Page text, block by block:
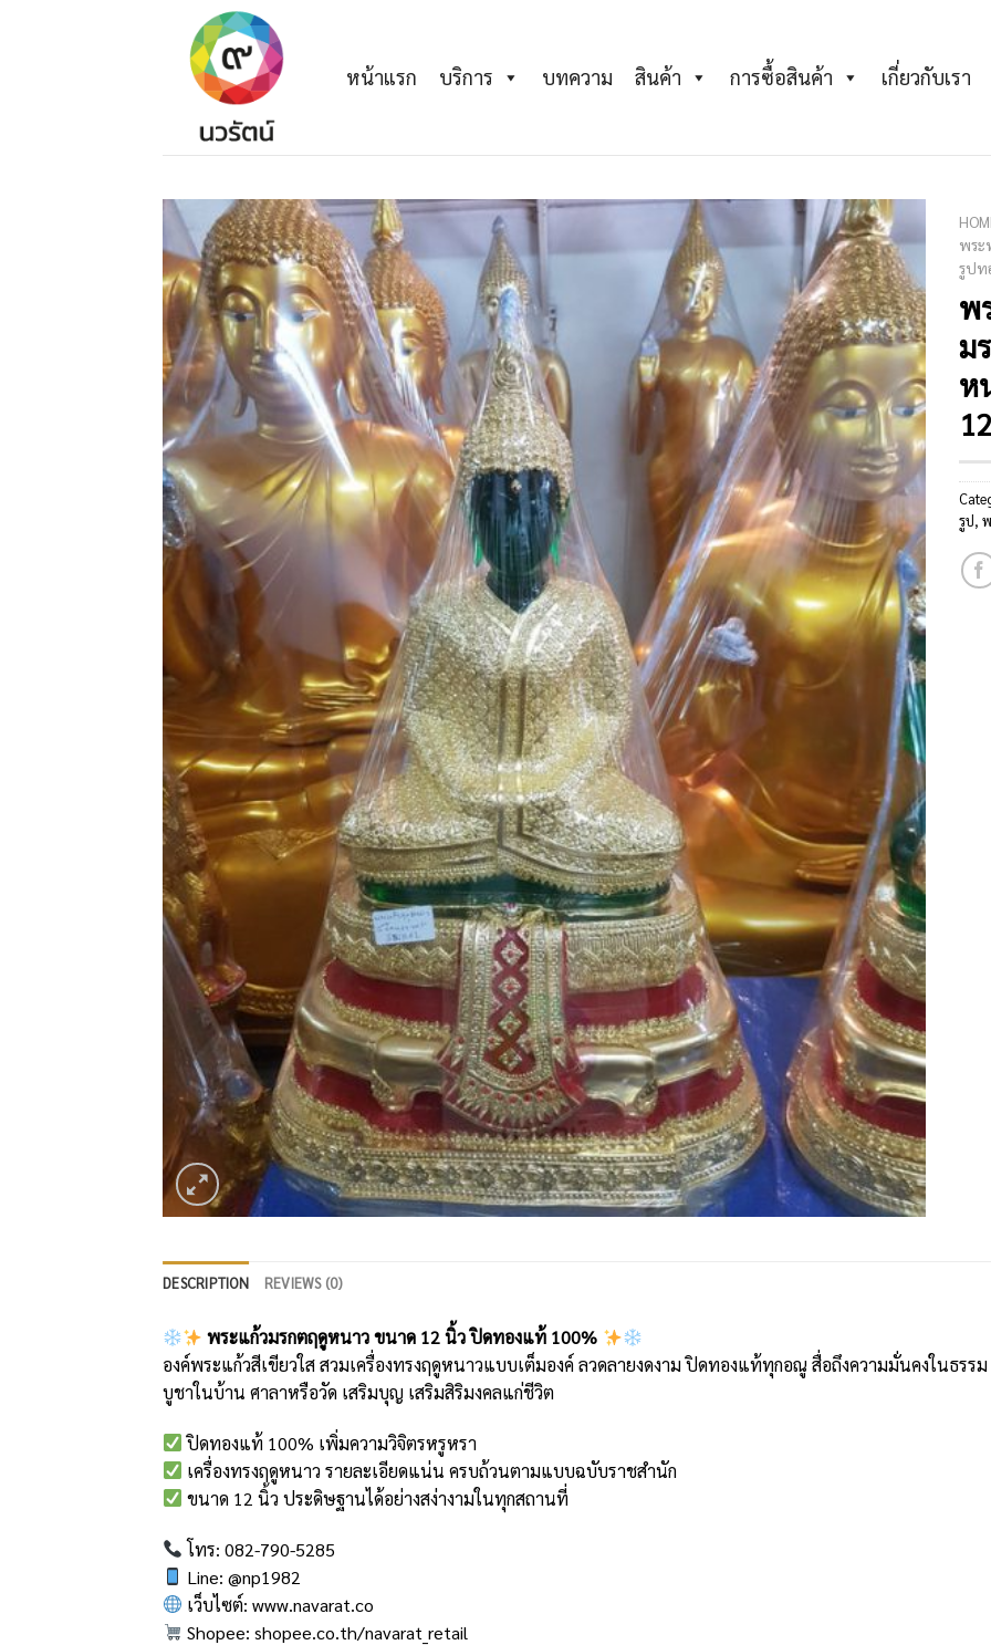
หน้าแรก บริการ บทความ สินค้า การซื้อสินค้า เกี่ยวกับเรา
Add to
Wishlist
พระ
รูปท
พ
ม
ห
รูป,
DESCRIPTION REVIEWS (0)
พระแก้วมรกตฤดูหนาว ขนาด 12 นิ้ว ปิดทองแท้ 100%
องค์พระแก้วสีเขียวใส สวมเครื่องทรงฤดูหนาวแบบเต็มองค์ ลวดลายงดงาม ปิดทองแท้ทุกอณู สื่อถึงความมั่นคงในธรร
บูชาในบ้าน ศาลาหรือวัด เสริมบุญ เสริมสิริมงคลแก่ชีวิต
ปิดทองแท้ 100% เพิ่มความวิจิตรหรูหรา
เครื่องทรงฤดูหนาว รายละเอียดแน่น ครบถ้วนตามแบบฉบับราชสำนัก
ขนาด 12 นิ้ว ประดิษฐานได้อย่างสง่างามในทุกสถานที่
โทร: 082-790-5285
Line: @np1982
เว็บไซต์:www.navarat.co
Shopee:shopee.co.th/navarat_retail